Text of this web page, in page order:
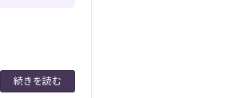
続きを読む